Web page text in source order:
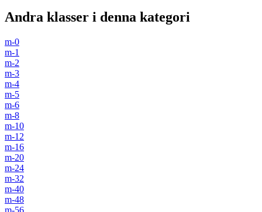
Andra klasser i denna kategori
m-0
m-1
m-2
m-3
m-4
m-5
m-6
m-8
m-10
m-12
m-16
m-20
m-24
m-32
m-40
m-48
m-56